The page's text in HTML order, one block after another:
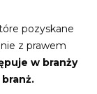
pozyskane
z prawem
w branży